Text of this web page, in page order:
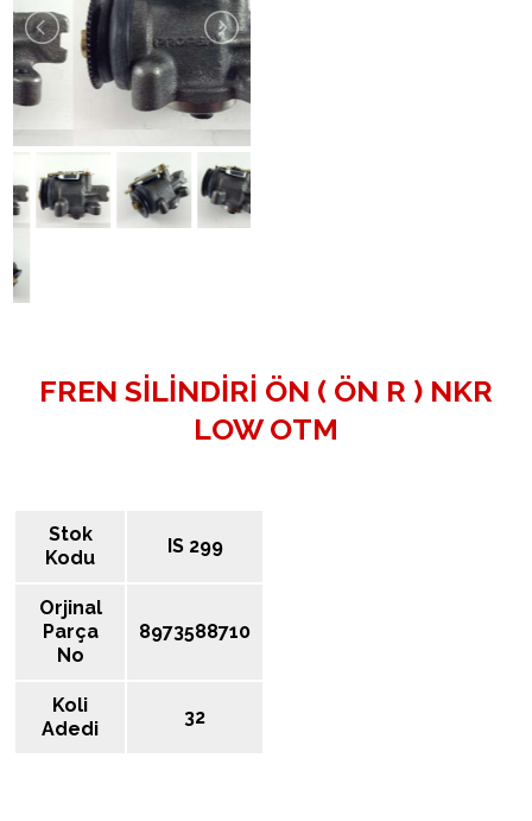
FREN SİLİNDİRİ ÖN ( ÖN R ) NKR
LOW OTM
Stok
Kodu
IS 299
Orjinal
Parça
No
8973588710
Koli
Adedi
32